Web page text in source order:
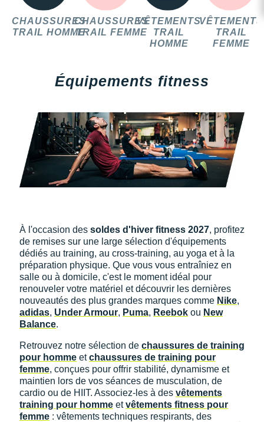
CHAUSSURES
TRAIL HOMME
CHAUSSURES
TRAIL FEMME
VÊTEMENTS
TRAIL
HOMME
VÊTEMENTS
TRAIL
FEMME
Équipements fitness
À l'occasion des soldes d'hiver fitness 2027, profitez
de remises sur une large sélection d'équipements
dédiés au training, au cross-training, au yoga et à la
préparation physique. Que vous vous entraîniez en
salle ou à domicile, c'est le moment idéal pour
renouveler votre matériel et découvrir les dernières
nouveautés des plus grandes marques comme Nike,
adidas, Under Armour, Puma, Reebok ou New
Balance.
Retrouvez notre sélection de chaussures de training
pour homme etchaussures de training pour
femme, conçues pour offrir stabilité, dynamisme et
maintien lors de vos séances de musculation, de
cardio ou de HIIT. Associez-les à des vêtements
training pour homme etvêtements fitness pour
femme : vêtements techniques respirants, des